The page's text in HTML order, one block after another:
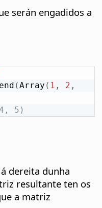
serán engadidos a
(Array ( 1 , 2 ,
5)
dereita dunha
resultante ten os
a matriz